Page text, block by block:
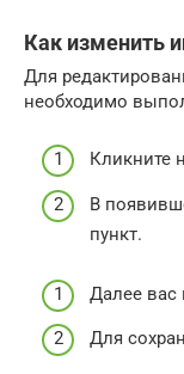
Как изменить
Для
необходимо
Кликните
В
пункт.
Далее вас
Для